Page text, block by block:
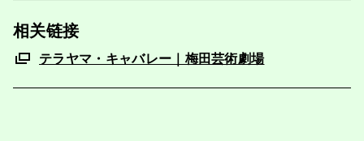
相关链接
テラヤマ・キャバレー｜梅田芸術劇場